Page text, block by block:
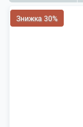
Знижка 30%